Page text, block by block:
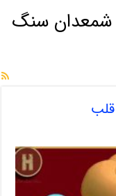
شمعدان سنگ